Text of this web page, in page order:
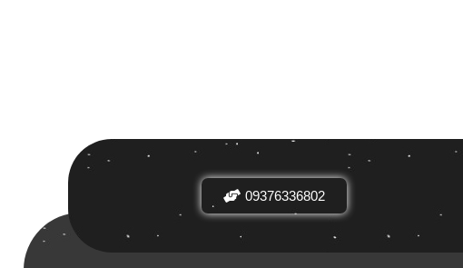
مرتب سازی بر اساس
محبوبیت
09376336802